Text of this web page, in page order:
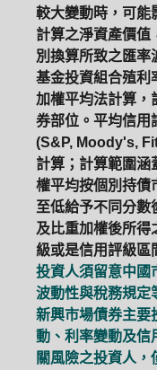
較大變動時，可能
計算之淨資產價值
別換算所致之匯率
基金投資組合殖利
加權平均法計算，
券部位。平均信用
(S&P, Moody's,
計算；計算範圍涵
權平均按個別持債
至低給予不同分數
及比重加權後所得
級或是信用評級區
投資人須留意中國
波動性與稅務規定
新興市場債券主要
動、利率變動及信
關風險之投資人